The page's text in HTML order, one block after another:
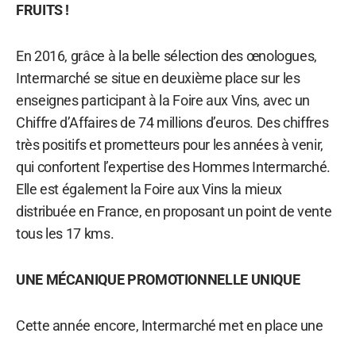
FRUITS !
En 2016, grâce à la belle sélection des œnologues,
Intermarché se situe en deuxième place sur les
enseignes participant à la Foire aux Vins, avec un
Chiffre d’Affaires de 74 millions d’euros. Des chiffres
très positifs et prometteurs pour les années à venir,
qui confortent l’expertise des Hommes Intermarché.
Elle est également la Foire aux Vins la mieux
distribuée en France, en proposant un point de vente
tous les 17 kms.
UNE MÉCANIQUE PROMOTIONNELLE UNIQUE
Cette année encore, Intermarché met en place une